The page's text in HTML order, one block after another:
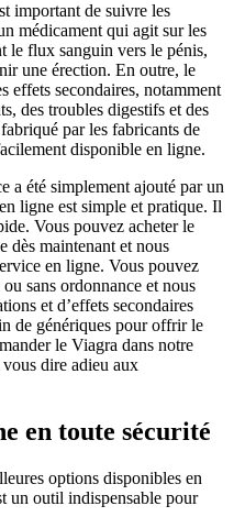
important de suivre les
médicament qui agit sur les
le flux sanguin vers le pénis,
une érection. En outre, le
effets secondaires, notamment
des troubles digestifs et des
par les fabricants de
disponible en ligne.
a été simplement ajouté par un
ligne est simple et pratique. Il
Vous pouvez acheter le
dès maintenant et nous
en ligne. Vous pouvez
sans ordonnance et nous
et d’effets secondaires
de génériques pour offrir le
le Viagra dans notre
dire adieu aux
en toute sécurité
options disponibles en
un outil indispensable pour